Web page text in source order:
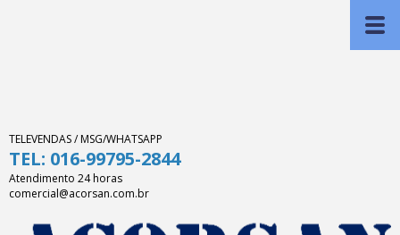
TELEVENDAS / MSG/WHATSAPP
TEL: 016-99795-2844
Atendimento 24 horas
comercial@acorsan.com.br